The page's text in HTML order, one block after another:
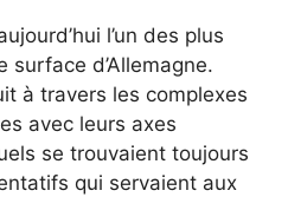
l’un des plus
surface d’Allemagne.
à travers les complexes
avec leurs axes
se trouvaient toujours
qui servaient aux